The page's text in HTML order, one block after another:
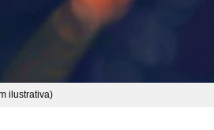
ilustrativa)